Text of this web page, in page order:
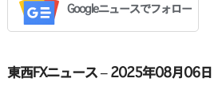
Googleニュースでフォロー
東西FXニュース – 2025年08月06日